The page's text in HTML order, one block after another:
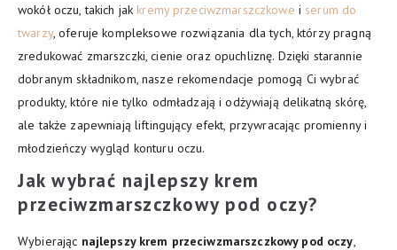
wokół oczu, takich jak kremy przeciwzmarszczkowe i serum do
twarzy, oferuje kompleksowe rozwiązania dla tych, którzy pragną
zredukować zmarszczki, cienie oraz opuchliznę. Dzięki starannie
dobranym składnikom, nasze rekomendacje pomogą Ci wybrać
produkty, które nie tylko odmładzają i odżywiają delikatną skórę,
ale także zapewniają liftingujący efekt, przywracając promienny i
młodzieńczy wygląd konturu oczu.
Jak wybrać najlepszy krem
przeciwzmarszczkowy pod oczy?
Wybierając najlepszy krem przeciwzmarszczkowy pod oczy,